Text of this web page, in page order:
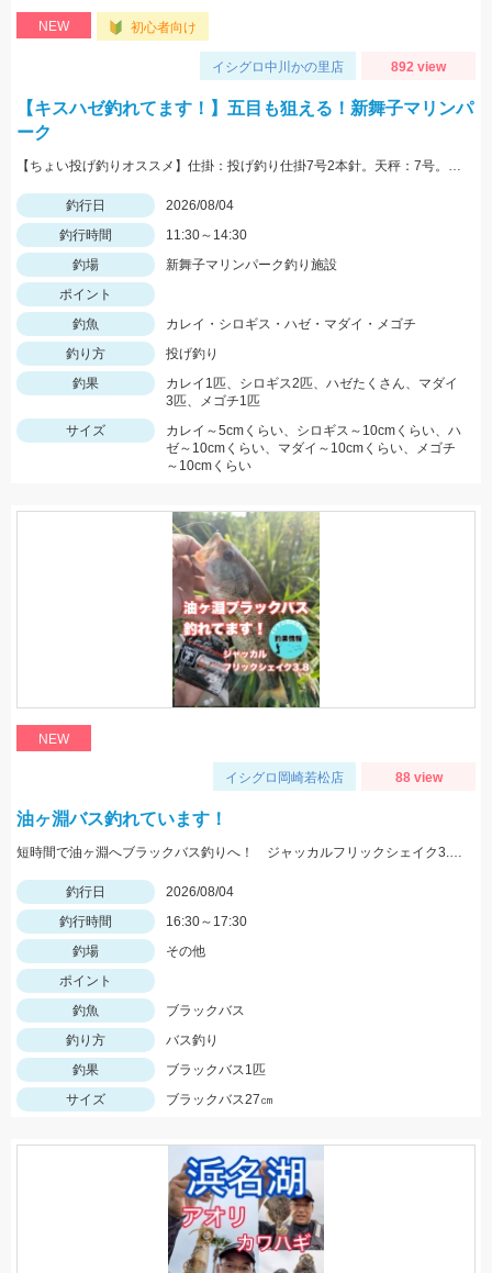
NEW 初心者向け
イシグロ中川かの里店 892 view
【キスハゼ釣れてます！】五目も狙える！新舞子マリンパ
ーク
【ちょい投げ釣りオススメ】仕掛：投げ釣り仕掛7号2本針。天秤：7号。エサ：石ゴカイorゴールドイソメ。誘い方：サビいて止めての繰り返し。
釣行日
2026/08/04
釣行時間
11:30～14:30
釣場
新舞子マリンパーク釣り施設
ポイント
釣魚
カレイ・シロギス・ハゼ・マダイ・メゴチ
釣り方
投げ釣り
釣果
カレイ1匹、シロギス2匹、ハゼたくさん、マダイ
3匹、メゴチ1匹
サイズ
カレイ～5cmくらい、シロギス～10cmくらい、ハ
ゼ～10cmくらい、マダイ～10cmくらい、メゴチ
～10cmくらい
NEW
イシグロ岡崎若松店 88 view
油ヶ淵バス釣れています！
短時間で油ヶ淵へブラックバス釣りへ！ ジャッカルフリックシェイク3.8のノーシンカーワッキーでGET!
釣行日
2026/08/04
釣行時間
16:30～17:30
釣場
その他
ポイント
釣魚
ブラックバス
釣り方
バス釣り
釣果
ブラックバス1匹
サイズ
ブラックバス27㎝